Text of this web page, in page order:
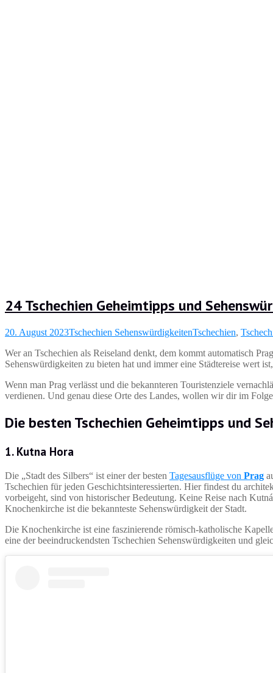
24 Tschechien Geheimtipps und
20. August 2023Tschechien SehenswürdigkeitenTschechien,
Wer an Tschechien als Reiseland denkt, dem kommt automatisch
Sehenswürdigkeiten zu bieten hat und immer eine Städtereise wert
Wenn man Prag verlässt und die bekannteren Touristenziele
verdienen. Und genau diese Orte des Landes, wollen wir dir im
Die besten Tschechien Geheimtipps und
1. Kutna Hora
Die „Stadt des Silbers“ ist einer der besten Tagesausflüge von Prag
Tschechien für jeden Geschichtsinteressierten. Hier findest du
vorbeigeht, sind von historischer Bedeutung. Keine Reise nach
Knochenkirche ist die bekannteste Sehenswürdigkeit der Stadt.
Die Knochenkirche ist eine faszinierende römisch-katholische
eine der beeindruckendsten Tschechien Sehenswürdigkeiten und